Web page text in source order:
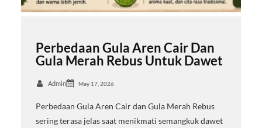
Perbedaan Gula Aren Cair Dan
Gula Merah Rebus Untuk Dawet
Admin May 17, 2026
Perbedaan Gula Aren Cair dan Gula Merah Rebus
sering terasa jelas saat menikmati semangkuk dawet